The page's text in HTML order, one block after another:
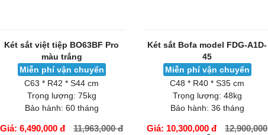
Két sắt việt tiệp BO63BF Pro
màu trắng
Miễn phí vận chuyển
C63 * R42 * S44 cm
Két sắt Bofa model FDG-A1D-
45
Miễn phí vận chuyển
C48 * R40 * S35 cm